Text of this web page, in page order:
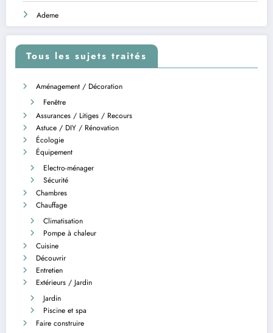
Ademe
Tous les sujets traités
Aménagement / Décoration
Fenêtre
Assurances / Litiges / Recours
Astuce / DIY / Rénovation
Écologie
Équipement
Electro-ménager
Sécurité
Chambres
Chauffage
Climatisation
Pompe à chaleur
Cuisine
Découvrir
Entretien
Extérieurs / Jardin
Jardin
Piscine et spa
Faire construire